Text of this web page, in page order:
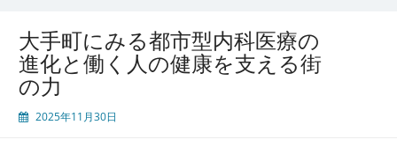
街
で
人
大手町にみる都市型内科医療の
進化と働く人の健康を支える街
の力
2025年11月30日